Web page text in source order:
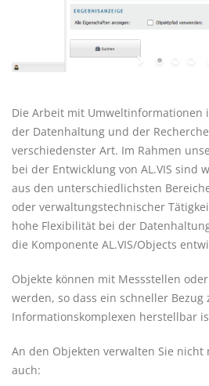
Die Arbeit mit Umweltinformationen
der Datenhaltung und der
verschiedenster Art. Im Rahmen
bei der Entwicklung von AL.VIS sind
aus den unterschiedlichsten
oder verwaltungstechnischer
hohe Flexibilität bei der
die Komponente AL.VIS/Objects
Objekte können mit Messstellen
werden, so dass ein schneller Bezug
Informationskomplexen herstellbar
An den Objekten verwalten Sie nicht
auch: